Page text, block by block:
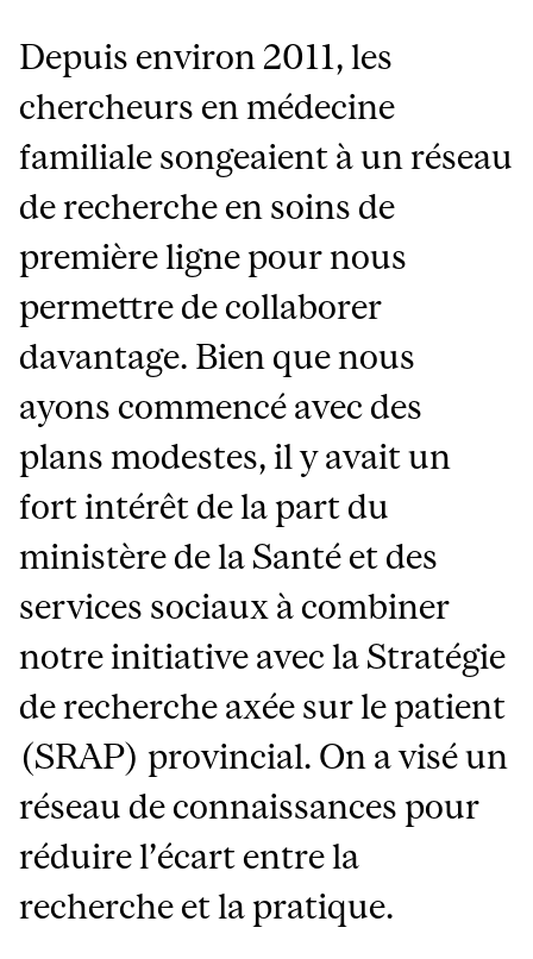
Depuis environ 2011, les
chercheurs en médecine
familiale songeaient à un réseau
de recherche en soins de
première ligne pour nous
permettre de collaborer
davantage. Bien que nous
ayons commencé avec des
plans modestes, il y avait un
fort intérêt de la part du
ministère de la Santé et des
services sociaux à combiner
notre initiative avec la Stratégie
de recherche axée sur le patient
(SRAP) provincial. On a visé un
réseau de connaissances pour
réduire l’écart entre la
recherche et la pratique.